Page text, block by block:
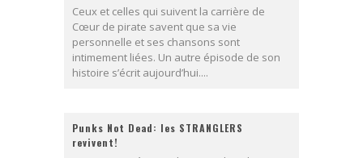
Ceux et celles qui suivent la carrière de
Cœur de pirate savent que sa vie
personnelle et ses chansons sont
intimement liées. Un autre épisode de son
histoire s’écrit aujourd’hui....
Punks Not Dead: les STRANGLERS
revivent!